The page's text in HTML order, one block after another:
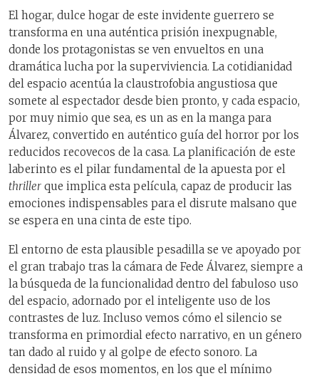
El hogar, dulce hogar de este invidente guerrero se
transforma en una auténtica prisión inexpugnable,
donde los protagonistas se ven envueltos en una
dramática lucha por la superviviencia. La cotidianidad
del espacio acentúa la claustrofobia angustiosa que
somete al espectador desde bien pronto, y cada espacio,
por muy nimio que sea, es un as en la manga para
Álvarez, convertido en auténtico guía del horror por los
reducidos recovecos de la casa. La planificación de este
laberinto es el pilar fundamental de la apuesta por el
thriller que implica esta película, capaz de producir las
emociones indispensables para el disrute malsano que
se espera en una cinta de este tipo.
El entorno de esta plausible pesadilla se ve apoyado por
el gran trabajo tras la cámara de Fede Álvarez, siempre a
la búsqueda de la funcionalidad dentro del fabuloso uso
del espacio, adornado por el inteligente uso de los
contrastes de luz. Incluso vemos cómo el silencio se
transforma en primordial efecto narrativo, en un género
tan dado al ruido y al golpe de efecto sonoro. La
densidad de esos momentos, en los que el mínimo